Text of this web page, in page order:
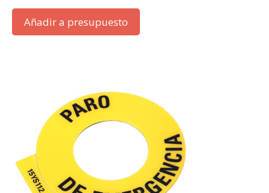
Añadir a presupuesto